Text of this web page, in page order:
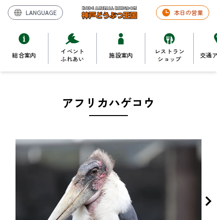
LANGUAGE 本日の営業
総合案内
イベント
ふれあい
施設案内
レストラン
ショップ
交通
アフリカハゲコウ